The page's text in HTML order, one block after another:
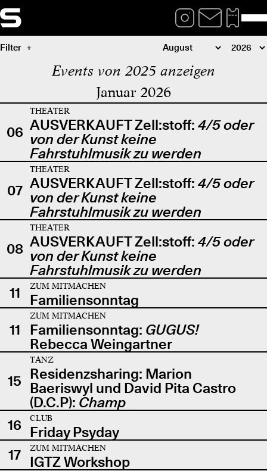
Filter
Events von 2025 anzeigen
Januar 2026
06
THEATER
AUSVERKAUFT Zell:stoff: 4/5 oder
von der Kunst keine
Fahrstuhlmusik zu werden
07
THEATER
AUSVERKAUFT Zell:stoff: 4/5 oder
von der Kunst keine
Fahrstuhlmusik zu werden
08
THEATER
AUSVERKAUFT Zell:stoff: 4/5 oder
von der Kunst keine
Fahrstuhlmusik zu werden
11
ZUM MITMACHEN
Familiensonntag
11
ZUM MITMACHEN
Familiensonntag: GUGUS!
Rebecca Weingartner
15
TANZ
Residenzsharing: Marion
Baeriswyl und David Pita Castro
(D.C.P): Champ
16
CLUB
Friday Psyday
17
ZUM MITMACHEN
IGTZ Workshop